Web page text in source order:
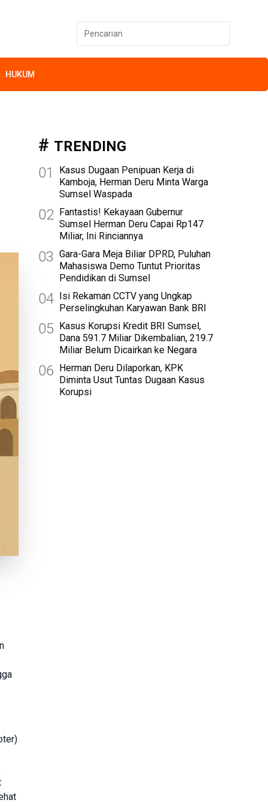
HUKUM
TRENDING
01
Kasus Dugaan Penipuan Kerja di
Kamboja, Herman Deru Minta Warga
Sumsel Waspada
02 Fantastis! Kekayaan Gubernur
Sumsel Herman Deru Capai Rp147
Miliar, Ini Rinciannya
03 Gara-Gara Meja Biliar DPRD, Puluhan
Mahasiswa Demo Tuntut Prioritas
Pendidikan di Sumsel
04 Isi Rekaman CCTV yang Ungkap
Perselingkuhan Karyawan Bank BRI
05 Kasus Korupsi Kredit BRI Sumsel,
Dana 591.7 Miliar Dikembalian, 219.7
Miliar Belum Dicairkan ke Negara
06 Herman Deru Dilaporkan, KPK
Diminta Usut Tuntas Dugaan Kasus
Korupsi